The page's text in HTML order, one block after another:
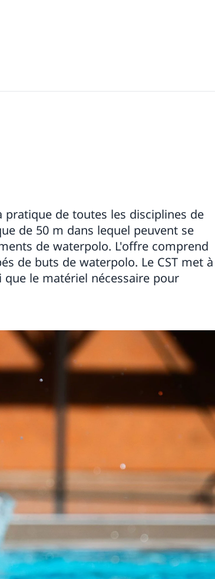
de toutes les disciplines de
de 50 m dans lequel peuvent se
de waterpolo. L'offre comprend
de buts de waterpolo. Le CST met à
le matériel nécessaire pour